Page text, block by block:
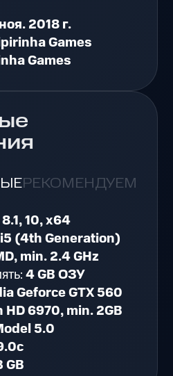
2018 г.
Games
Games
РЕКОМЕНДУЕМЫЕ
10, x64
(4th Generation)
min. 2.4 GHz
4 GB ОЗУ
Geforce GTX 560
HD 6970, min. 2GB
5.0
GB